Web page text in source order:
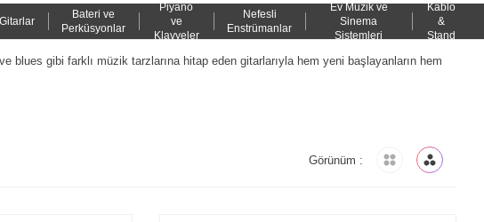
Gitarlar
Bateri ve
Perküsyonlar
Piyano
ve
Klavyeler
Nefesli
Enstrümanlar
Ev Müzik ve
Sinema
Sistemleri
Kablo
&
Stand
gibi farklı müzik tarzlarına hitap eden gitarlarıyla hem yeni başlayanların hem
Görünüm :